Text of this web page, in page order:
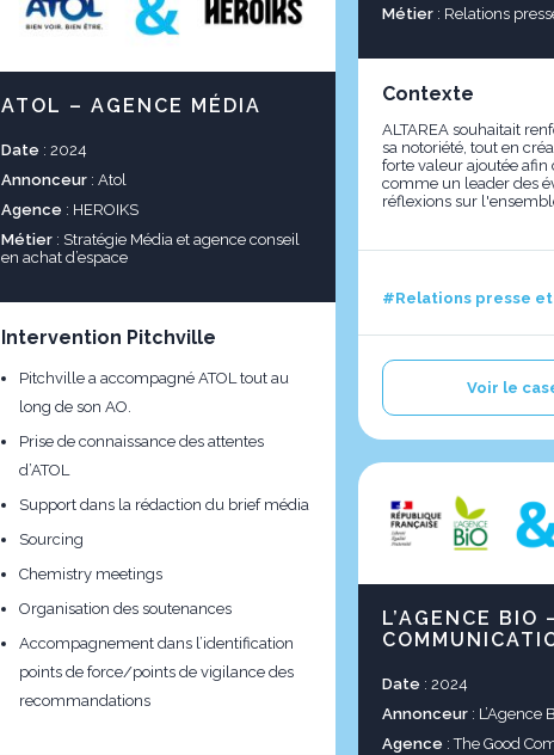
Métier : Relations
Contexte
ALTAREA souhaitait
sa notoriété, tout en
forte valeur ajoutée afin
comme un leader des
réflexions sur
#Relations presse
Voir le
ATOL – AGENCE MÉDIA
Date : 2024
Annonceur : Atol
Agence : HEROIKS
Métier : Stratégie Média et agence conseil
en achat d’espace
Intervention Pitchville
Pitchville a accompagné ATOL tout au
long de son AO.
Prise de connaissance des attentes
d’ATOL
Support dans la rédaction du brief média
Sourcing
Chemistry meetings
Organisation des soutenances
Accompagnement dans l’identification
points de force/points de vigilance des
recommandations
L’AGENCE BIO
Date : 2024
Annonceur : L’Agence
Agence : The Good